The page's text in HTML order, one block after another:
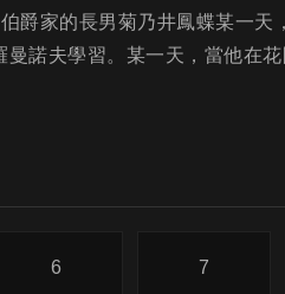
爵家的長男菊乃井鳳蝶某一
諾夫學習。某一天，當他在
6 7